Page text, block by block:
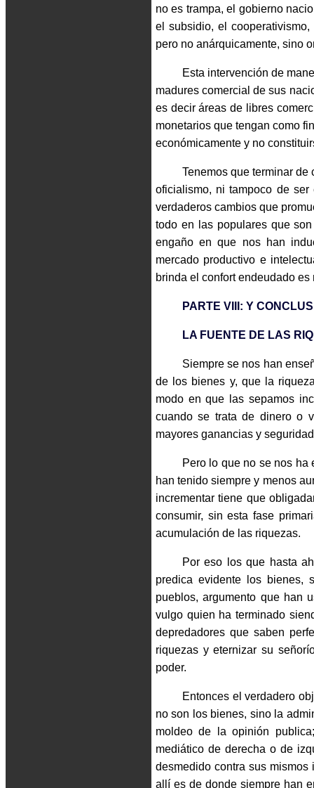
no es trampa, el gobierno
el subsidio, el
pero no anárquicamente, sino
Esta intervención de
madures comercial de sus
es decir áreas de libres
monetarios que tengan como
económicamente y no
Tenemos que terminar
oficialismo, ni tampoco de
verdaderos cambios que
todo en las populares que
engaño en que nos han
mercado productivo e
brinda el confort endeudado
PARTE VIII: Y
LA FUENTE DE LAS
Siempre se nos han
de los bienes y, que la
modo en que las sepamos
cuando se trata de dinero o
mayores ganancias y
Pero lo que no se nos
han tenido siempre y menos
incrementar tiene que
consumir, sin esta fase
acumulación de las riquezas.
Por eso los que hasta
predica evidente los bienes,
pueblos, argumento que han
vulgo quien ha terminado
depredadores que saben
riquezas y eternizar su
poder.
Entonces el verdadero
no son los bienes, sino la
moldeo de la opinión
mediático de derecha o de
desmedido contra sus
allí es de donde siempre han